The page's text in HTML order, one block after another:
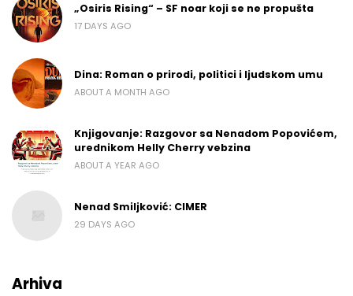
„Osiris Rising“ – SF noar koji se ne propušta
17 DAYS AGO
Dina: Roman o prirodi, politici i ljudskom umu
ABOUT A MONTH AGO
Knjigovanje: Razgovor sa Nenadom Popovićem,
urednikom Helly Cherry vebzina
ABOUT A YEAR AGO
Nenad Smiljković: CIMER
29 DAYS AGO
Arhiva